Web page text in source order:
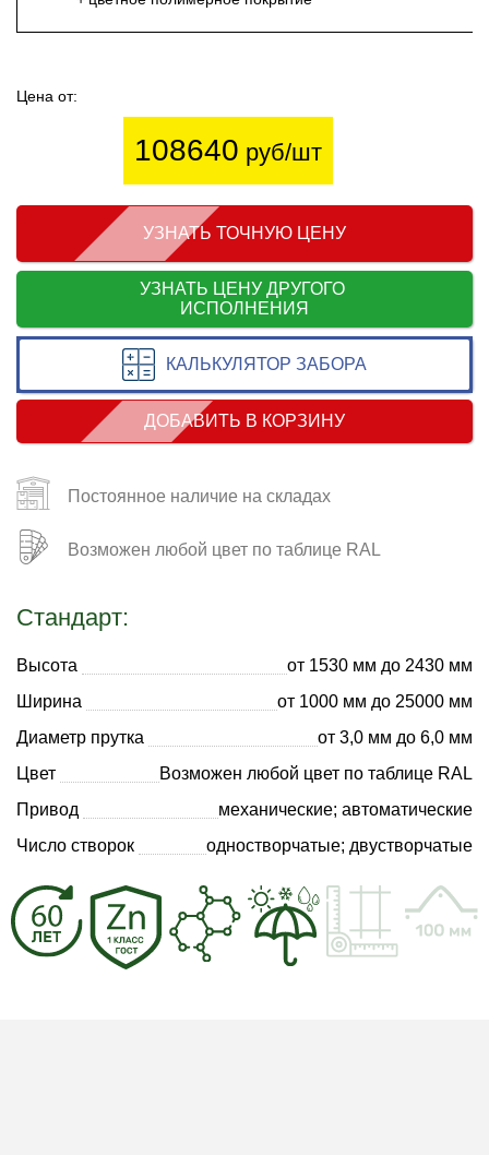
Цена от:
108640 руб/шт
УЗНАТЬ ТОЧНУЮ ЦЕНУ
УЗНАТЬ ЦЕНУ ДРУГОГО
ИСПОЛНЕНИЯ
КАЛЬКУЛЯТОР ЗАБОРА
ДОБАВИТЬ В КОРЗИНУ
Постоянное наличие на складах
Возможен любой цвет по таблице RAL
Стандарт:
Высота
от 1530 мм до 2430 мм
Ширина
от 1000 мм до 25000 мм
Диаметр прутка
от 3,0 мм до 6,0 мм
Цвет
Возможен любой цвет по таблице RAL
Привод
механические; автоматические
Число створок
одностворчатые; двустворчатые